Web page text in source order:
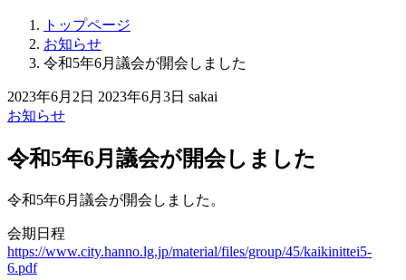
トップページ
お知らせ
令和5年6月議会が開会しました
2023年6月2日 2023年6月3日 sakai
お知らせ
令和5年6月議会が開会しました
令和5年6月議会が開会しました。
会期日程
https://www.city.hanno.lg.jp/material/files/group/45/kaikinittei5-
6.pdf